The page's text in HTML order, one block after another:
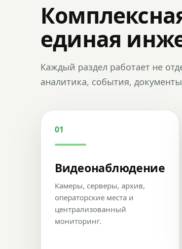
единая
Каждый раздел работает не
аналитика, события,
01
Видеонаблюдение
Камеры, серверы, архив,
операторские места и
централизованный
мониторинг.